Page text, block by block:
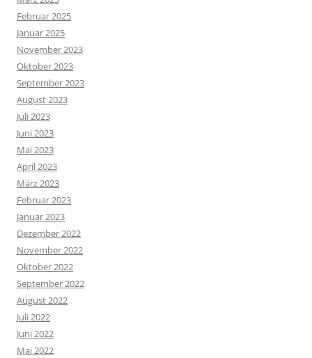
Februar 2025
Januar 2025
November 2023
Oktober 2023
September 2023
August 2023
Juli 2023
Juni 2023
Mai 2023
April 2023
März 2023
Februar 2023
Januar 2023
Dezember 2022
November 2022
Oktober 2022
September 2022
August 2022
Juli 2022
Juni 2022
Mai 2022